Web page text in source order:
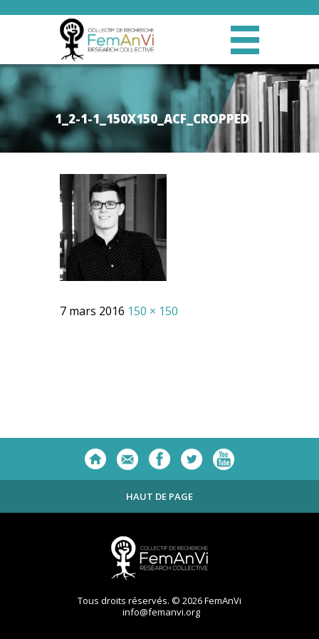
1_2-1-1_150X150_ACF_CROPPED
7 mars 2016 150 × 150
HAUT DE PAGE
Tous droits réservés. © 2026 FemAnVi
info@femanvi.org